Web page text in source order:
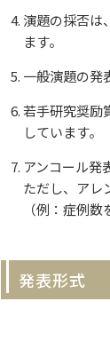
演題の採否は
ます。
一般演題の発
若手研究奨励
しています。
アンコール発
ただし、アレ
（例：症例
発表形式